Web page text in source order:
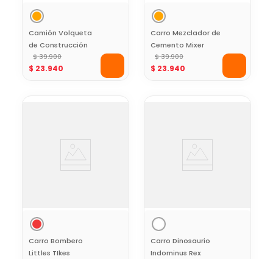
Camión Volqueta
de Construcción
Black+Decker
$ 39.900
$ 23.940
Carro Mezclador de
Cemento Mixer
Black+Decker
$ 39.900
$ 23.940
Carro Bombero
Littles TIkes
Carro Dinosaurio
Indominus Rex